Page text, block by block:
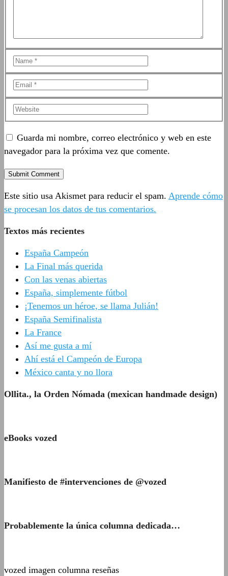
Guarda mi nombre, correo electrónico y web en este
navegador para la próxima vez que comente.
Este sitio usa Akismet para reducir el spam. Aprende cómo
se procesan los datos de tus comentarios.
Textos más recientes
España Campeón
La Final más querida
Con las venas abiertas
España, simplemente fútbol
¡Tenemos un héroe, se llama Julián!
España Semifinalista
La France
Así me gusta a mí
Ahí está el Campeón de Europa
México canta y no llora
Ollita., la Orden Nómada (mexican handmade design)
eBooks vozed
Manifiesto de #intervenciones de @vozed
Probablemente la única columna dedicada…
vozed imagen columna reseñas